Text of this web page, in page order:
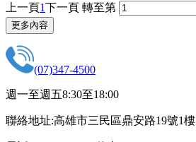
上一頁1下一頁 轉至第
更多內容
(07)347-4500
週一至週五8:30至18:00
聯絡地址:高雄市三民區鼎安路19號1樓